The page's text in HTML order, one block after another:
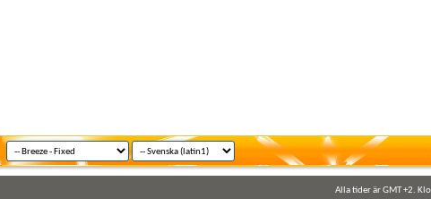
Alla tider är GMT +2.